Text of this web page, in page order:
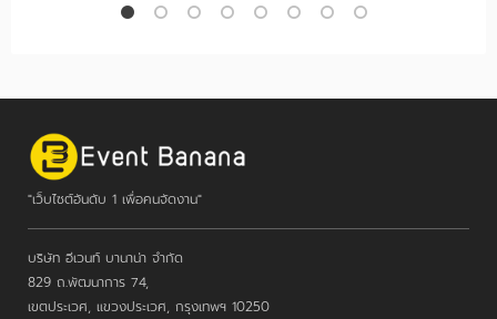
"เว็บไซต์อันดับ 1 เพื่อคนจัดงาน"
บริษัท อีเวนท์ บานาน่า จำกัด
829 ถ.พัฒนาการ 74,
เขตประเวศ, แขวงประเวศ, กรุงเทพฯ 10250